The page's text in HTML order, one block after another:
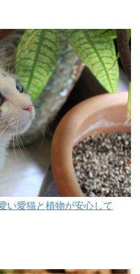
い愛猫と植物が安心して